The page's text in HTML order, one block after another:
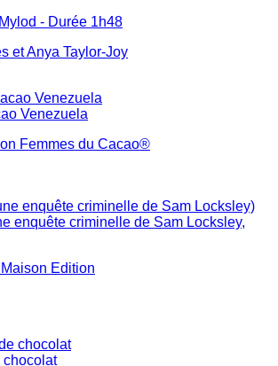
- Durée 1h48
et Anya Taylor-Joy
Venezuela
Femmes du Cacao®
enquête criminelle de Sam Locksley,
Edition
chocolat